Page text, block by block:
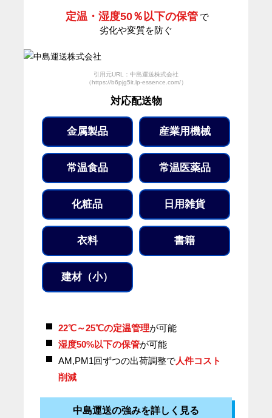
定温・湿度50％以下の保管 で
劣化や変質を防ぐ
引用元URL：中島運送株式会社
（https://b6pjg5it.lp-essence.com/）
対応配送物
金属製品 産業用機械
常温食品 常温医薬品
化粧品 日用雑貨
衣料 書籍
建材（小）
22℃～25℃の定温管理が可能
湿度50%以下の保管が可能
AM,PM1回ずつの出荷調整で人件コスト
削減
中島運送の強みを詳しく見る